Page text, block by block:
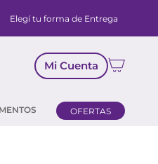
Elegí tu forma de Entrega
Mi Cuenta
OFERTAS